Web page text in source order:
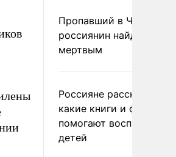
Пропавший в
россиянин найден
мертвым
Россияне рассказали,
какие книги и фильмы
помогают воспитывать
детей